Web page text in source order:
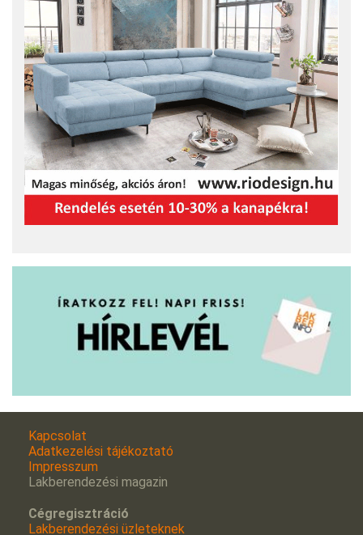
Kapcsolat
Adatkezelési tájékoztató
Impresszum
Lakberendezési magazin
Cégregisztráció
Lakberendezési üzleteknek